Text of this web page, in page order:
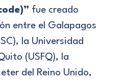
fue creado
entre el Galapagos
la Universidad
(USFQ), la
del Reino Unido,